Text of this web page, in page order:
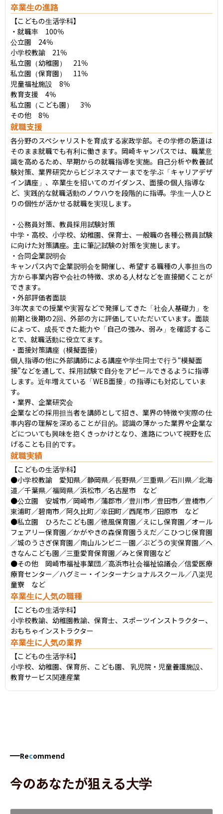
卒業生の進路
【こどもの生活学科】
・就職率　100％
公立園　24％
小学校教諭　21％
私立園（幼稚園）　21％
私立園（保育園）　11％
児童福祉施設　8％
教育支援　4％
私立園（こども園）　3％
その他　8％
就職支援
各分野のスペシャリストを育成する家政学部。その学修の筋道は
そのまま就職でも有利に働きます。岡崎キャンパスでは、職業意
識を高めるため、早期からの就職指導を実施。自己分析や教養試
験対策、業界研究からビジネスマナーまでを学ぶ「キャリアデザ
イン講座」、卒業生を招いてのガイダンス、面接の個人指導な
ど、実践的な就職活動のノウハウを段階的に指導。学生一人ひと
りの個性が活かせる就職を実現します。
・公務員対策、教員採用試験対策
中学・高校、小学校、幼稚園、保育士、一般職の各種公務員試験
に向けた対策講座。主に筆記試験の対策を実施します。
・合同企業説明会
キャンパス内で企業説明会を開催し、希望する職種の人事担当の
方から事業内容や会社の特徴、求める人材などを直接聞くことが
できます。
・外部評価者面談
3年次までの授業や実習などで発揮してきた「社会人基礎力」を
前期と後期の2回、外部の方に評価していただいています。面談
によって、成長できた能力や「自己の強み、弱み」を確認するこ
とで、就職活動に役立てます。
・面接対策講座（模擬面接）
個人指導の他に外部講師による講座や学生同士で行う“模擬面
接”などを通して、採用試験で自分をアピールできるように指導
します。近年増えている「WEB面接」の指導にも対応していま
す。
・業界、企業研究会
企業などの採用担当者を講師として招き、業界の特徴や実際の仕
事内容の理解を深めることが目的。認識の薄かった業界や企業な
どについても興味を抱くきっかけとなり、進路について視野を広
げることも目的です。
就職実績
【こどもの生活学科】
●小学校教諭　愛知県／静岡県／長野県／三重県／石川県／北海
道／千葉県／福岡県／浜松市／名古屋市　など
●公立園　安城市／岡崎市／蒲郡市／豊川市／豊田市／豊橋市／
東浦町／碧南市／阿久比町／幸田町／西尾市／田原市　など
●私立園　ひろたこども園／徳風保育園／えにし保育園／オール
フェアリー保育園／かがやきの森保育園うえだ／こひつじ保育園
／城のうさぎ保育園／南山ルンビニ―園／ぶどうの実保育園／へ
きなんこども園／三重愛育保育園／みと保育園など
●その他　岡崎市福祉事業団／高浜市社会福祉協議会／信愛医療
療育センター／ハグミー・インターナショナルスクール／八楽児
童寮　など
卒業生に人気の職種
【こどもの生活学科】
小学校教諭、幼稚園教諭、保育士、スポーツインストラクター、
おもちゃインストラクター
卒業生に人気の業界
【こどもの生活学科】
小学校、幼稚園、保育所、こども園、 乳児院・児童養護施設、
教育サービス関連産業
Recommend
今のあなたが狙える大学